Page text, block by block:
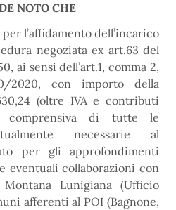
NOTO CHE
l’affidamento dell’incarico
negoziata ex art.63 del
ai sensi dell’art.1, comma 2,
2020, con importo della
(oltre IVA e contributi
comprensiva di tutte le
necessarie al
per gli approfondimenti
eventuali collaborazioni con
Lunigiana (Ufficio
afferenti al POI (Bagnone,